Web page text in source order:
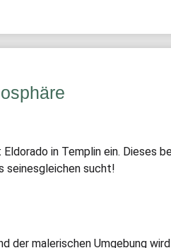
in Templin ein. Dieses
seinesgleichen sucht!
der malerischen Umgebung